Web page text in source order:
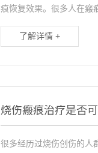
痕恢复效果。很多人在瘢
了解详情 +
烧伤瘢痕治疗是否
很多经历过烧伤创伤的人